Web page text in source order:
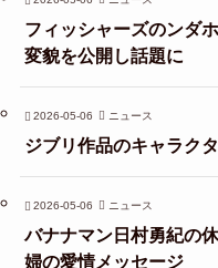
フィッシャーズのンダ
変貌を公開し話題に
2026-05-06 ニュース
ジブリ作品のキャラク
2026-05-06 ニュース
バナナマン日村勇紀の
婦の愛情メッセージ